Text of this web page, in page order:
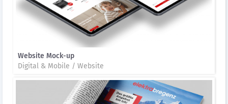
Website Mock-up
Digital & Mobile / Website